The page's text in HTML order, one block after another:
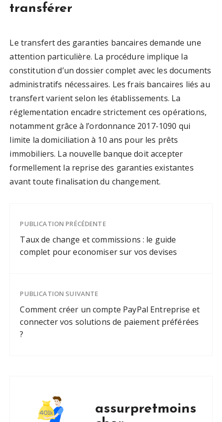
transférer
Le transfert des garanties bancaires demande une
attention particulière. La procédure implique la
constitution d’un dossier complet avec les documents
administratifs nécessaires. Les frais bancaires liés au
transfert varient selon les établissements. La
réglementation encadre strictement ces opérations,
notamment grâce à l’ordonnance 2017-1090 qui
limite la domiciliation à 10 ans pour les prêts
immobiliers. La nouvelle banque doit accepter
formellement la reprise des garanties existantes
avant toute finalisation du changement.
PUBLICATION PRÉCÉDENTE
Taux de change et commissions : le guide
complet pour economiser sur vos devises
PUBLICATION SUIVANTE
Comment créer un compte PayPal Entreprise et
connecter vos solutions de paiement préférées
?
assurpretmoins